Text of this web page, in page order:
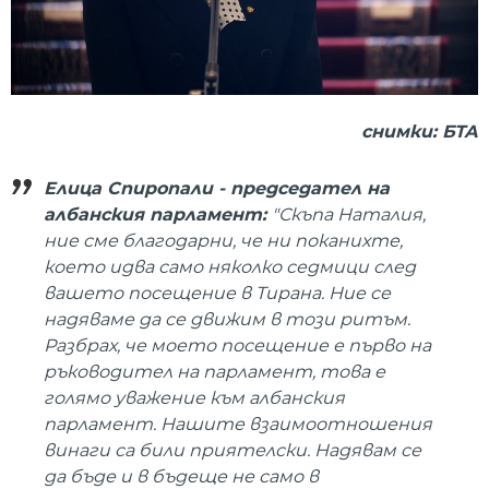
снимки: БТА
Елица Спиропали - председател на
албанския парламент: "Скъпа Наталия,
ние сме благодарни, че ни поканихте,
което идва само няколко седмици след
вашето посещение в Тирана. Ние се
надяваме да се движим в този ритъм.
Разбрах, че моето посещение е първо на
ръководител на парламент, това е
голямо уважение към албанския
парламент. Нашите взаимоотношения
винаги са били приятелски. Надявам се
да бъде и в бъдеще не само в